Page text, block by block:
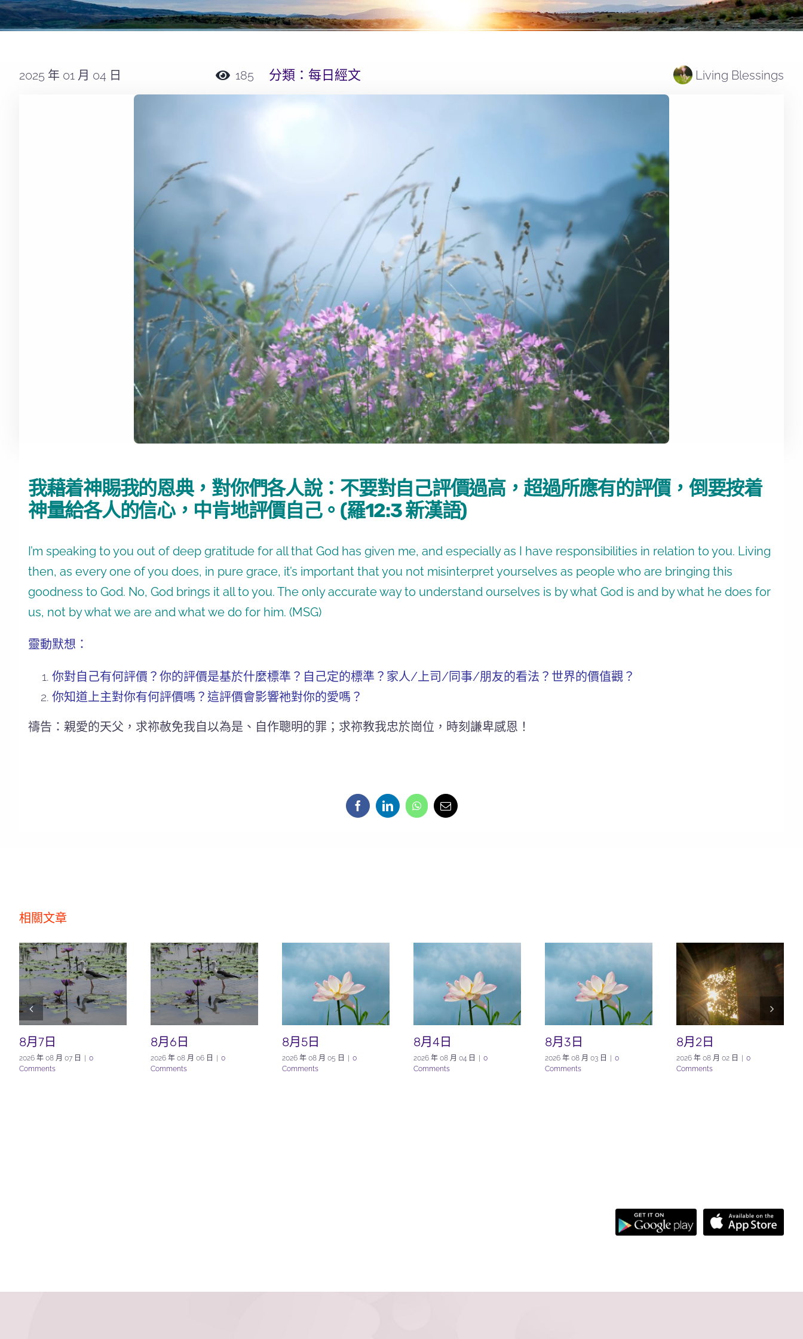
2025 年 01 月 04 日 185 分類： 每日經文 Living Blessings
我藉着神賜我的恩典，對你們各人說：不要對自己評價過高，超過所應有的評價，倒要按着
神量給各人的信心，中肯地評價自己。(羅12:3 新漢語)
I’m speaking to you out of deep gratitude for all that God has given me, and especially as I have responsibilities in relation to you. Living
then, as every one of you does, in pure grace, it’s important that you not misinterpret yourselves as people who are bringing this
goodness to God. No, God brings it all to you. The only accurate way to understand ourselves is by what God is and by what he does for
us, not by what we are and what we do for him. (MSG)
靈動默想：
你對自己有何評價？你的評價是基於什麼標準？自己定的標準？家人/上司/同事/朋友的看法？世界的價值觀？
你知道上主對你有何評價嗎？這評價會影響祂對你的愛嗎？
禱告：親愛的天父，求祢赦免我自以為是、自作聰明的罪；求祢教我忠於崗位，時刻謙卑感恩！
相關文章
8月7日
2026 年 08 月 07 日
0
Comments
8月6日
2026 年 08 月 06 日
0
Comments
8月5日
2026 年 08 月 05 日
0
Comments
8月4日
2026 年 08 月 04 日
0
Comments
8月3日
2026 年 08 月 03 日
0
Comments
8月2日
2026 年 08 月 02 日
0
Comments